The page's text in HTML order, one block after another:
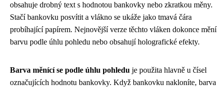
obsahuje drobný text s hodnotou bankovky nebo zkratkou měny.
Stačí bankovku posvítit a vlákno se ukáže jako tmavá čára
probíhající papírem. Nejnovější verze těchto vláken dokonce mění
barvu podle úhlu pohledu nebo obsahují holografické efekty.
Barva měnící se podle úhlu pohledu je použita hlavně u čísel
označujících hodnotu bankovky. Když bankovku nakloníte, barva